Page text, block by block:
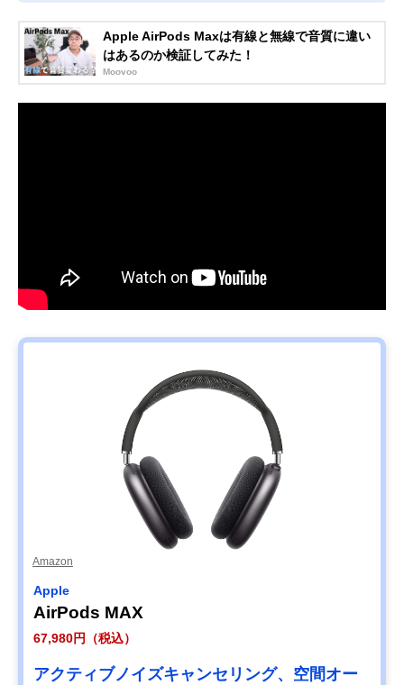
Apple AirPods Maxは有線と無線で音質に違い
はあるのか検証してみた！
Moovoo
Amazon
Apple
AirPods MAX
67,980円（税込）
アクティブノイズキャンセリング、空間オー